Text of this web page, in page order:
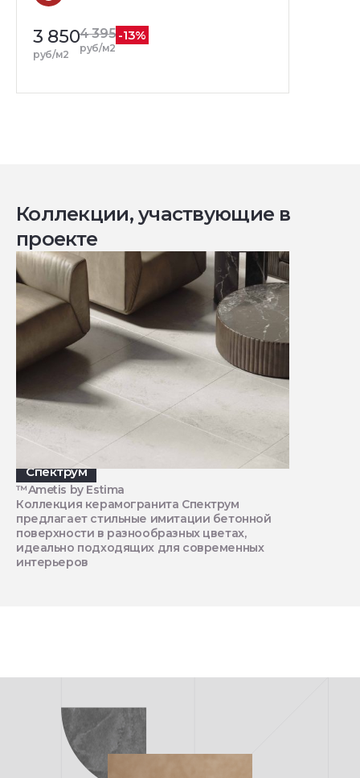
3 850
руб/м2
4 395
руб/м2
-13%
Коллекции, участвующие в
проекте
Спектрум
™Ametis by Estima
Коллекция керамогранита Спектрум
предлагает стильные имитации бетонной
поверхности в разнообразных цветах,
идеально подходящих для современных
интерьеров